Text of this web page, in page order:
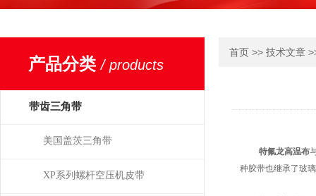
产品分类/ products
带齿三角带
美国盖茨三角带
XP系列螺杆空压机皮带
首页 >> 技术文章
特氟龙高温布
种胶带也继承了玻